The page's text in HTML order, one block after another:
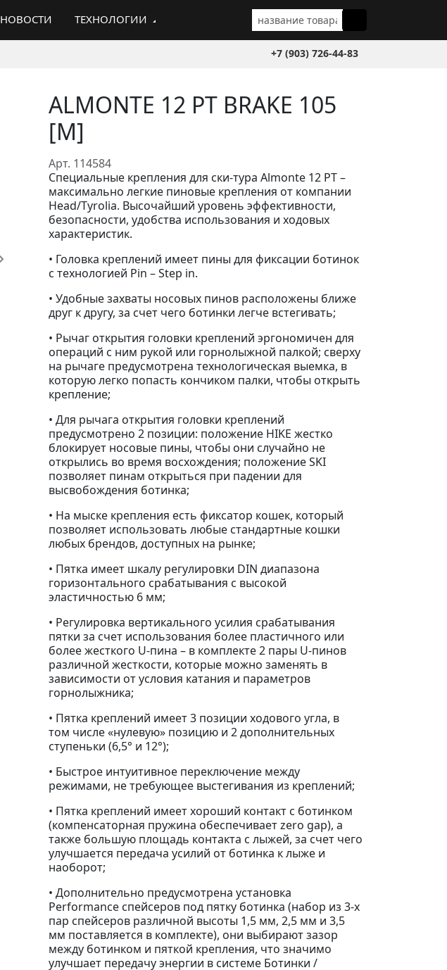
НОВОСТИ ТЕХНОЛОГИИ
+7 (903) 726-44-83
ALMONTE 12 PT BRAKE 105
[M]
Арт. 114584
Специальные крепления для ски-тура Almonte 12 PT –
максимально легкие пиновые крепления от компании
Head/Tyrolia. Высочайший уровень эффективности,
безопасности, удобства использования и ходовых
характеристик.
• Головка креплений имеет пины для фиксации ботинок
с технологией Pin – Step in.
• Удобные захваты носовых пинов расположены ближе
друг к другу, за счет чего ботинки легче встегивать;
• Рычаг открытия головки креплений эргономичен для
операций с ним рукой или горнолыжной палкой; сверху
на рычаге предусмотрена технологическая выемка, в
которую легко попасть кончиком палки, чтобы открыть
крепление;
• Для рычага открытия головки креплений
предусмотрено 2 позиции: положение HIKE жестко
блокирует носовые пины, чтобы они случайно не
открылись во время восхождения; положение SKI
позволяет пинам открыться при падении для
высвобождения ботинка;
• На мыске крепления есть фиксатор кошек, который
позволяет использовать любые стандартные кошки
любых брендов, доступных на рынке;
• Пятка имеет шкалу регулировки DIN диапазона
горизонтального срабатывания с высокой
эластичностью 6 мм;
• Регулировка вертикального усилия срабатывания
пятки за счет использования более пластичного или
более жесткого U-пина – в комплекте 2 пары U-пинов
различной жесткости, которые можно заменять в
зависимости от условия катания и параметров
горнолыжника;
• Пятка креплений имеет 3 позиции ходового угла, в
том числе «нулевую» позицию и 2 дополнительных
ступеньки (6,5° и 12°);
• Быстрое интуитивное переключение между
режимами, не требующее выстегивания из креплений;
• Пятка креплений имеет хороший контакт с ботинком
(компенсаторная пружина обеспечивает zero gap), а
также большую площадь контакта с лыжей, за счет чего
улучшается передача усилий от ботинка к лыже и
наоборот;
• Дополнительно предусмотрена установка
Performance спейсеров под пятку ботинка (набор из 3-х
пар спейсеров различной высоты 1,5 мм, 2,5 мм и 3,5
мм поставляется в комплекте), они выбирают зазор
между ботинком и пяткой крепления, что значимо
улучшает передачу энергии в системе Ботинки /